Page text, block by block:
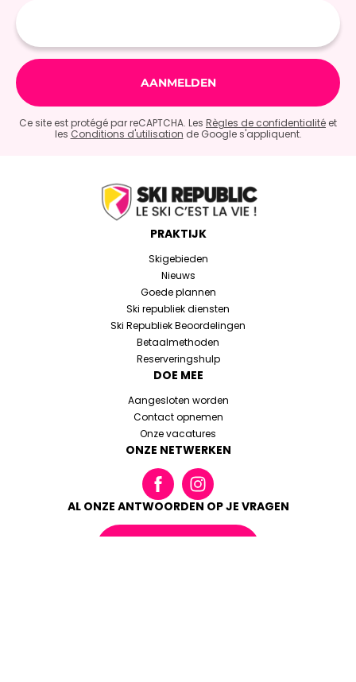
Ce site est protégé par reCAPTCHA. Les Règles de confidentialité et
les Conditions d'utilisation de Google s'appliquent.
PRAKTIJK
Skigebieden
Nieuws
Goede plannen
Ski republiek diensten
Ski Republiek Beoordelingen
Betaalmethoden
Reserveringshulp
DOE MEE
Aangesloten worden
Contact opnemen
Onze vacatures
ONZE NETWERKEN
AL ONZE ANTWOORDEN OP JE VRAGEN